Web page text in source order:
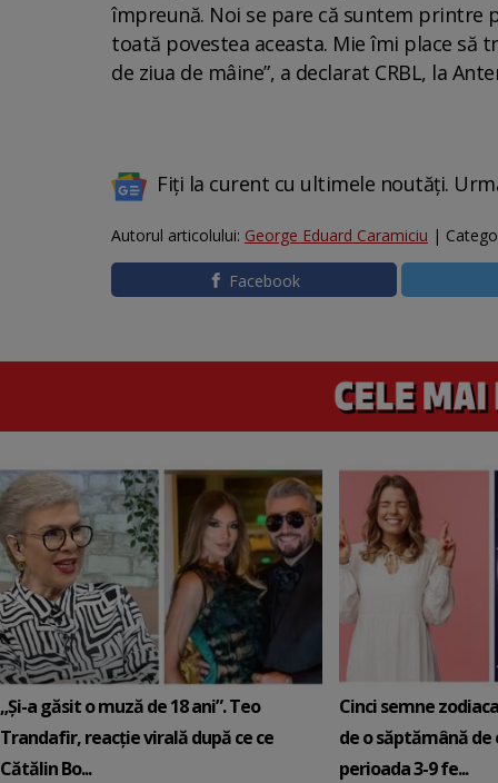
împreună. Noi se pare că suntem printre
toată povestea aceasta. Mie îmi place să
de ziua de mâine”, a declarat CRBL, la
Fiți la curent cu ultimele noutăți.
Autorul articolului: George Eduard Caramiciu |
Facebook
„Și-a găsit o muză de 18 ani”. Teo
Trandafir, reacție virală după ce ce
Cătălin Bo...
Cinci semne
de o săptămână de
perioada 3-9 fe...